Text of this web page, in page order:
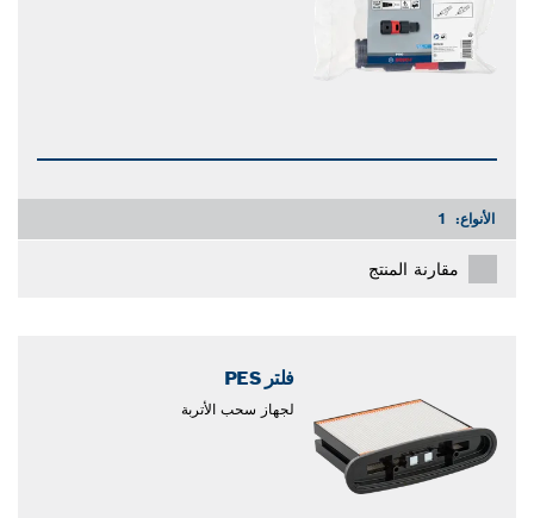
الأنواع: 1
مقارنة المنتج
فلتر PES
لجهاز سحب الأتربة